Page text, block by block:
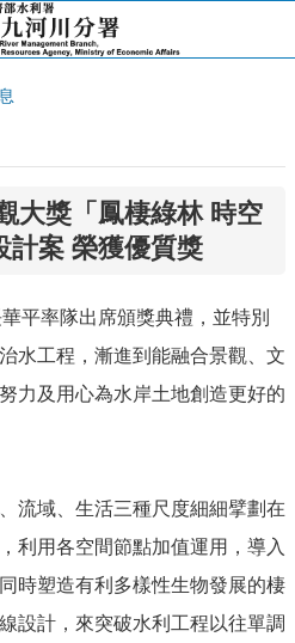
大獎「鳳棲綠林 時空
計案 榮獲優質獎
率隊出席頒獎典禮，並特別
水工程，漸進到能融合景觀、文
力及用心為水岸土地創造更好的
域、生活三種尺度細細擘劃在
利用各空間節點加值運用，導入
時塑造有利多樣性生物發展的棲
設計，來突破水利工程以往單調